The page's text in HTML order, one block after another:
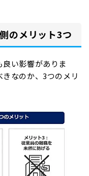
のメリット3つ
い影響がありま
なのか、3つのメリ